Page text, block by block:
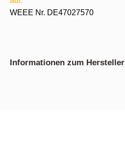
WEEE Nr. DE47027570
Informationen zum Hersteller